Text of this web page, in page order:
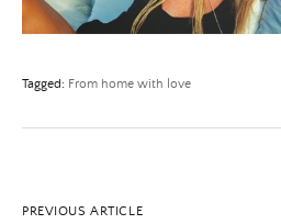
Tagged: From home with love
PREVIOUS ARTICLE